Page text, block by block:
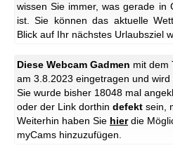
wissen Sie immer, was gerade in
ist. Sie können das aktuelle
Blick auf Ihr nächstes Urlaubsziel
Diese Webcam Gadmen mit dem
am 3.8.2023 eingetragen und wird
Sie wurde bisher 18048 mal
oder der Link dorthin defekt sein,
Weiterhin haben Sie hierdie
myCams hinzuzufügen.